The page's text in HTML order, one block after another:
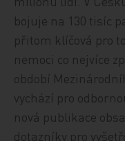
bojuje na 130 tisíc
přitom klíčová pro
nemoci co nejvíce
období
vychází pro
nová publikace
dotazníky pro